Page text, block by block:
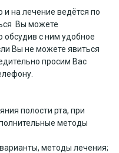
на лечение ведётся по
Вы можете
обсудив с ним удобное
Вы не можете явиться
просим Вас
полости рта, при
методы
методы лечения;